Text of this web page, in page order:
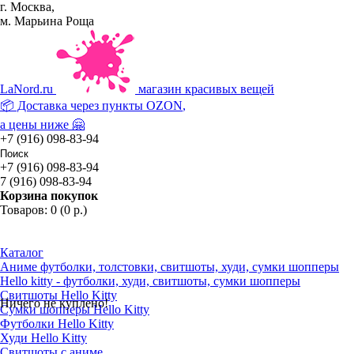
г. Москва,
м. Марьина Роща
LaNord.ru
магазин красивых вещей
📦 Доставка через пункты OZON,
а цены ниже 🤗
+7 (916) 098-83-94
+7 (916) 098-83-94
7 (916) 098-83-94
Корзина покупок
Товаров: 0 (0 р.)
Ничего не куплено!
Каталог
Аниме футболки, толстовки, свитшоты, худи, сумки шопперы
Hello kitty - футболки, худи, свитшоты, сумки шопперы
Свитшоты Hello Kitty
Сумки шопперы Hello Kitty
Футболки Hello Kitty
Худи Hello Kitty